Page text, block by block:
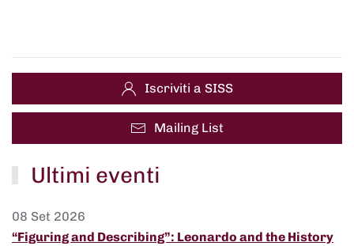
Iscriviti a SISS
Mailing List
Ultimi eventi
08 Set 2026
“Figuring and Describing”: Leonardo and the History